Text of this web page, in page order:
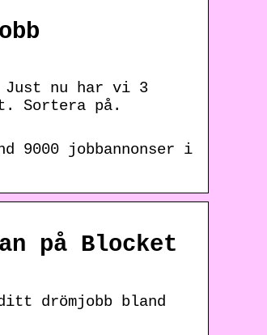
Just nu har vi 3
Sortera på.
9000 jobbannonser i
på Blocket
drömjobb bland